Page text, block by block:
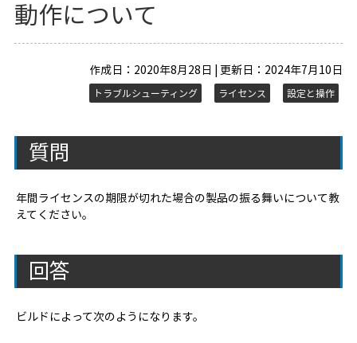
動作について
作成日：2020年8月28日 | 更新日：2024年7月10日
トラブルシューティング ライセンス 設定と操作
質問
年間ライセンスの期限が切れた場合の製品の振る舞いについて教
えてください。
回答
ビルドによって次のようになります。